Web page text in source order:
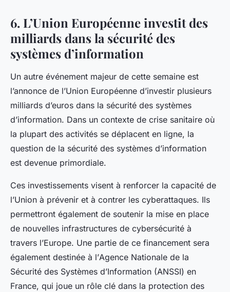
6. L’Union Européenne investit des
milliards dans la sécurité des
systèmes d’information
Un autre événement majeur de cette semaine est
l’annonce de l’Union Européenne d’investir plusieurs
milliards d’euros dans la sécurité des systèmes
d’information. Dans un contexte de crise sanitaire où
la plupart des activités se déplacent en ligne, la
question de la sécurité des systèmes d’information
est devenue primordiale.
Ces investissements visent à renforcer la capacité de
l’Union à prévenir et à contrer les cyberattaques. Ils
permettront également de soutenir la mise en place
de nouvelles infrastructures de cybersécurité à
travers l’Europe. Une partie de ce financement sera
également destinée à l’Agence Nationale de la
Sécurité des Systèmes d’Information (ANSSI) en
France, qui joue un rôle clé dans la protection des